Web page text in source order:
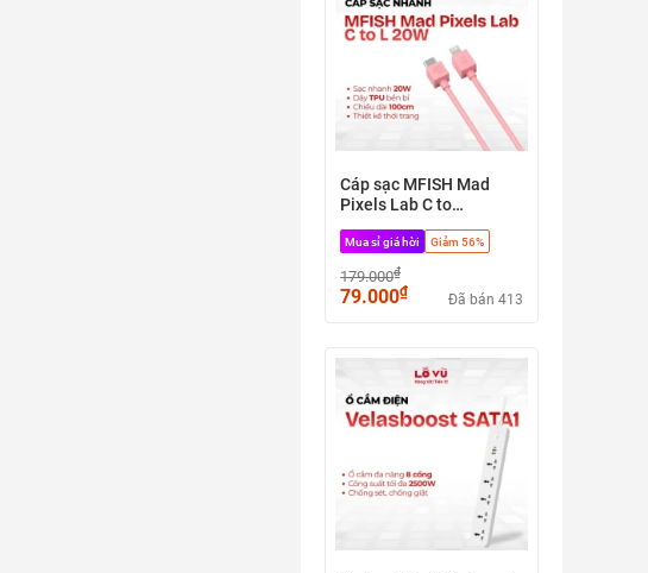
Cáp sạc MFISH Mad
Pixels Lab C to
Sạc nhanh chuẩn PD,
chất liệu TPU, thiết kế
gọn nhẹ
Mua sỉ giá hời Giảm 56%
179.000₫
79.000₫ Đã bán 413